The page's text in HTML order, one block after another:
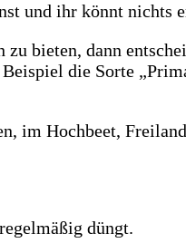
und ihr könnt nichts
bieten, dann
die Sorte
düngt.